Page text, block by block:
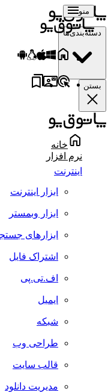
منو
دسته‌بندی‌ها
بستن
خانه
نرم افزار
اینترنت
ابزار اینترنت
ابزار وبمستر
ابزارهای جستجو
اشتراک فایل
اف.تی.پی
ایمیل
شبکه
طراحی وب
قالب سایت
مدیریت دانلود